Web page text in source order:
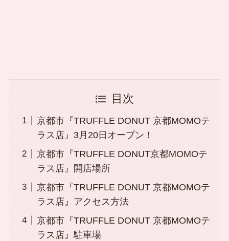
目次
京都市『TRUFFLE DONUT 京都MOMOテ
ラス店』3月20日オープン！
京都市『TRUFFLE DONUT京都MOMOテ
ラス店』開店場所
京都市『TRUFFLE DONUT 京都MOMOテ
ラス店』アクセス方法
京都市『TRUFFLE DONUT 京都MOMOテ
ラス店』駐車場